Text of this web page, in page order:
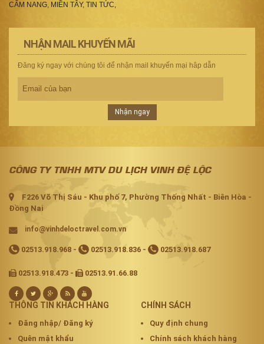
CẨM NANG, MIỀN TÂY, TIN TỨC,
NHẬN MAIL KHUYẾN MÃI
Đăng ký ngay với chúng tôi để nhận mail khuyến mại hâp dẫn
Nhận ngay
CÔNG TY TNHH MTV DU LỊCH VINH ĐỆ LỘC
F226 Võ Thị Sáu - Khu phố 7, Phường Thống Nhất - Biên Hòa -
Đồng Nai
info@vinhdeloctravel.com.vn
02513.918.968 - 02513.918.836 - 02513.918.687
02513.918.473 - 02513.91.66.88
THÔNG TIN KHÁCH HÀNG
Đăng nhập/ Đăng ký
Quên mật khẩu
CHÍNH SÁCH
Quy định chung
Chính sách khách hàng